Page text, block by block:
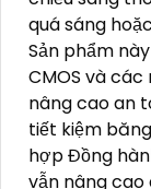
quá sáng
Sản phẩm
CMOS và các
nâng cao an
tiết kiệm
hợp Đồng
vẫn nâng